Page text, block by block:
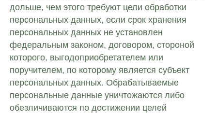
дольше, чем этого требуют цели обработки
персональных данных, если срок хранения
персональных данных не установлен
федеральным законом, договором, стороной
которого, выгодоприобретателем или
поручителем, по которому является субъект
персональных данных. Обрабатываемые
персональные данные уничтожаются либо
обезличиваются по достижении целей